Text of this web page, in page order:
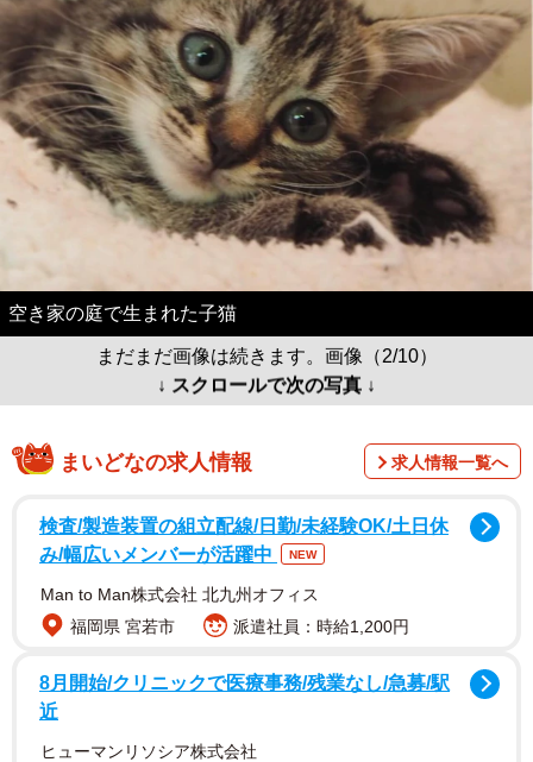
空き家の庭で生まれた子猫
まだまだ画像は続きます。画像（2/10）
↓ スクロールで次の写真 ↓
まいどなの求人情報 求人情報一覧へ
検査/製造装置の組立配線/日勤/未経験OK/土日休
み/幅広いメンバーが活躍中
NEW
Man to Man株式会社 北九州オフィス
福岡県 宮若市
派遣社員：時給1,200円
8月開始/クリニックで医療事務/残業なし/急募/駅
近
ヒューマンリソシア株式会社